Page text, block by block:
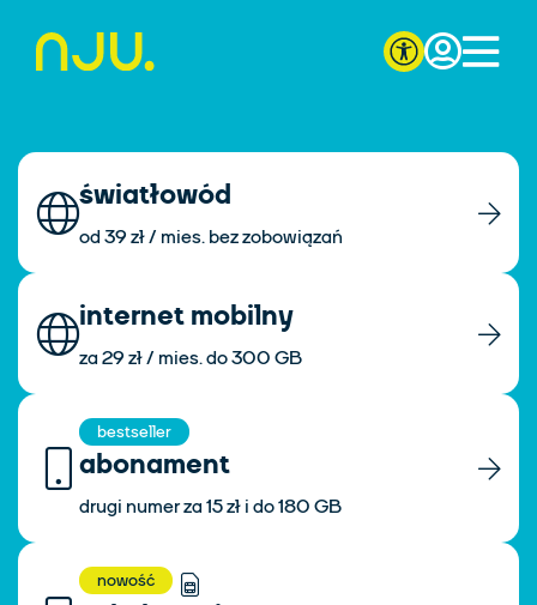
światłowód
od 39 zł / mies. bez zobowiązań
internet mobilny
za 29 zł / mies. do 300 GB
abonament
bestseller
drugi numer za 15 zł i do 180 GB
nowość